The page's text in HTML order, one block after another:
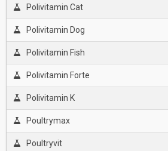
Polivitamin Cat
Polivitamin Dog
Polivitamin Fish
Polivitamin Forte
Polivitamin K
Poultrymax
Poultryvit